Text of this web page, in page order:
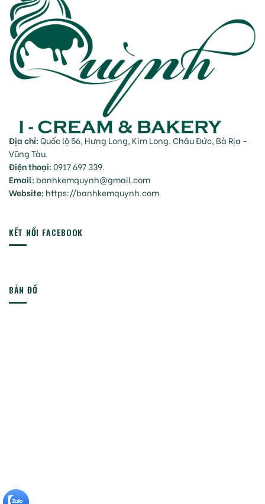
Địa chỉ:Quốc lộ 56, Hưng Long, Kim Long, Châu Đức, Bà Rịa -
Vũng Tàu.
Điện thoại:0917 697 339.
Email: banhkemquynh@gmail.com
Website: https://banhkemquynh.com
KẾT NỐI FACEBOOK
BẢN ĐỒ